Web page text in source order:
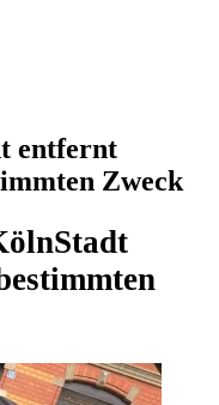
entfernt
Zweck
Stadt